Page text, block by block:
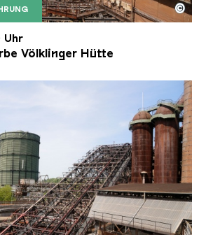
der Völklinger Hütte mit
Völklinger Hütte | Karl
©
Uhr
Völklinger Hütte